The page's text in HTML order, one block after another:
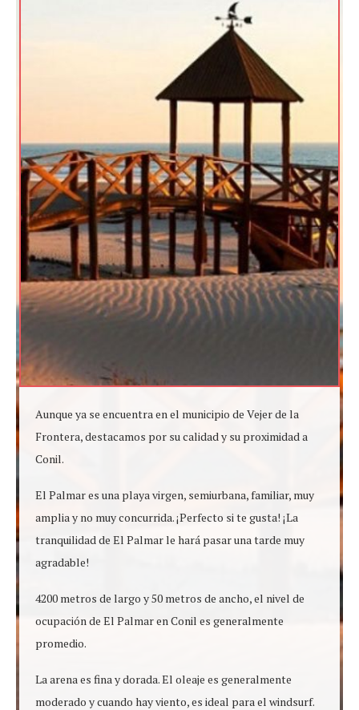
Aunque ya se encuentra en el municipio de Vejer de la
Frontera, destacamos por su calidad y su proximidad a
Conil.
El Palmar es una playa virgen, semiurbana, familiar, muy
amplia y no muy concurrida. ¡Perfecto si te gusta! ¡La
tranquilidad de El Palmar le hará pasar una tarde muy
agradable!
4200 metros de largo y 50 metros de ancho, el nivel de
ocupación de El Palmar en Conil es generalmente
promedio.
La arena es fina y dorada. El oleaje es generalmente
moderado y cuando hay viento, es ideal para el windsurf.